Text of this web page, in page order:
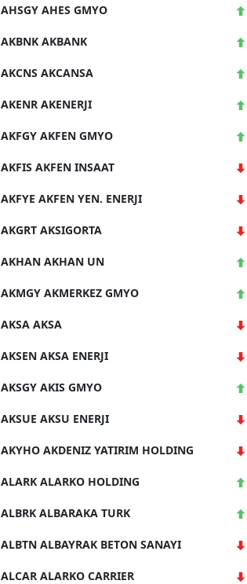
AHSGY AHES GMYO
AKBNK AKBANK
AKCNS AKCANSA
AKENR AKENERJI
AKFGY AKFEN GMYO
AKFIS AKFEN INSAAT
AKFYE AKFEN YEN. ENERJI
AKGRT AKSIGORTA
AKHAN AKHAN UN
AKMGY AKMERKEZ GMYO
AKSA AKSA
AKSEN AKSA ENERJI
AKSGY AKIS GMYO
AKSUE AKSU ENERJI
AKYHO AKDENIZ YATIRIM HOLDING
ALARK ALARKO HOLDING
ALBRK ALBARAKA TURK
ALBTN ALBAYRAK BETON SANAYI
ALCAR ALARKO CARRIER